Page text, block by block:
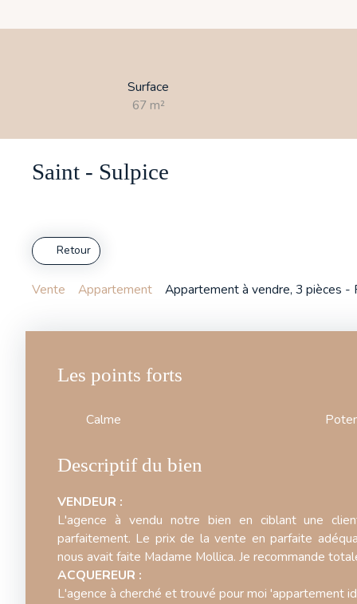
Surface
67 m²
Saint - Sulpice
Retour
Vente Appartement Appartement à vendre, 3 pièces -
Les points forts
Calme
Descriptif du bien
VENDEUR :
L'agence à vendu notre bien en ciblant une
parfaitement. Le prix de la vente en parfaite
nous avait faite Madame Mollica. Je recommande
ACQUEREUR :
L'agence à cherché et trouvé pour moi 'appartement